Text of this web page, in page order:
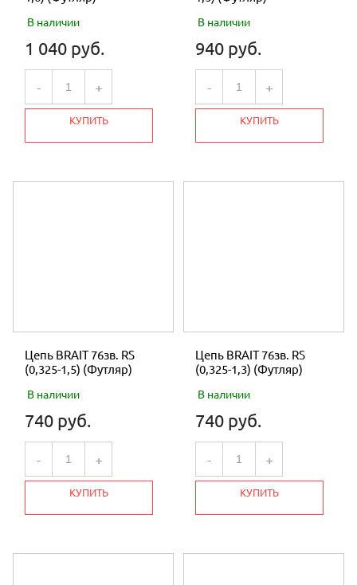
В наличии
1 040 руб.
- +
КУПИТЬ
В наличии
940 руб.
- +
КУПИТЬ
Цепь BRAIT 76зв. RS
(0,325-1,5) (Футляр)
В наличии
740 руб.
- +
КУПИТЬ
Цепь BRAIT 76зв. RS
(0,325-1,3) (Футляр)
В наличии
740 руб.
- +
КУПИТЬ